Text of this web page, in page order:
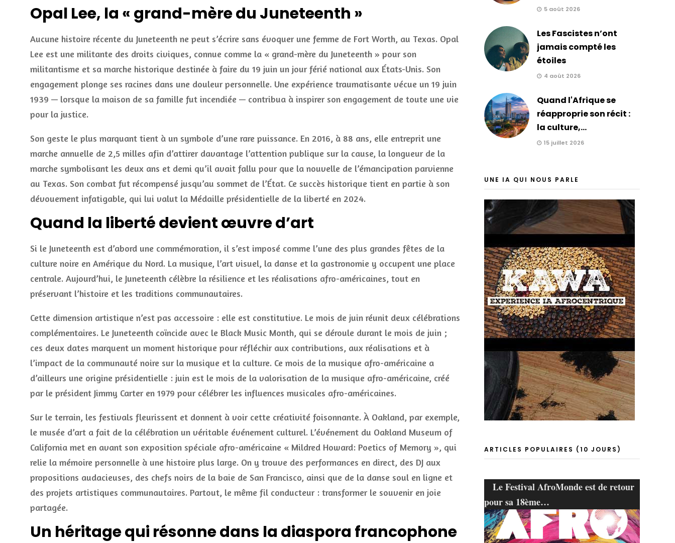
Opal Lee, la « grand-mère du Juneteenth »
Aucune histoire récente du Juneteenth ne peut s’écrire sans évoquer une femme de Fort Worth, au Texas. Opal
Lee est une militante des droits civiques, connue comme la « grand-mère du Juneteenth » pour son
militantisme et sa marche historique destinée à faire du 19 juin un jour férié national aux États-Unis. Son
engagement plonge ses racines dans une douleur personnelle. Une expérience traumatisante vécue un 19 juin
1939 — lorsque la maison de sa famille fut incendiée — contribua à inspirer son engagement de toute une vie
pour la justice.
Son geste le plus marquant tient à un symbole d’une rare puissance. En 2016, à 88 ans, elle entreprit une
marche annuelle de 2,5 milles afin d’attirer davantage l’attention publique sur la cause, la longueur de la
marche symbolisant les deux ans et demi qu’il avait fallu pour que la nouvelle de l’émancipation parvienne
au Texas. Son combat fut récompensé jusqu’au sommet de l’État. Ce succès historique tient en partie à son
dévouement infatigable, qui lui valut la Médaille présidentielle de la liberté en 2024.
Quand la liberté devient œuvre d’art
Si le Juneteenth est d’abord une commémoration, il s’est imposé comme l’une des plus grandes fêtes de la
culture noire en Amérique du Nord. La musique, l’art visuel, la danse et la gastronomie y occupent une place
centrale. Aujourd’hui, le Juneteenth célèbre la résilience et les réalisations afro-américaines, tout en
préservant l’histoire et les traditions communautaires.
Cette dimension artistique n’est pas accessoire : elle est constitutive. Le mois de juin réunit deux célébrations
complémentaires. Le Juneteenth coïncide avec le Black Music Month, qui se déroule durant le mois de juin ;
ces deux dates marquent un moment historique pour réfléchir aux contributions, aux réalisations et à
l’impact de la communauté noire sur la musique et la culture. Ce mois de la musique afro-américaine a
d’ailleurs une origine présidentielle : juin est le mois de la valorisation de la musique afro-américaine, créé
par le président Jimmy Carter en 1979 pour célébrer les influences musicales afro-américaines.
Sur le terrain, les festivals fleurissent et donnent à voir cette créativité foisonnante. À Oakland, par exemple,
le musée d’art a fait de la célébration un véritable événement culturel. L’événement du Oakland Museum of
California met en avant son exposition spéciale afro-américaine « Mildred Howard: Poetics of Memory », qui
relie la mémoire personnelle à une histoire plus large. On y trouve des performances en direct, des DJ aux
propositions audacieuses, des chefs noirs de la baie de San Francisco, ainsi que de la danse soul en ligne et
des projets artistiques communautaires. Partout, le même fil conducteur : transformer le souvenir en joie
partagée.
Un héritage qui résonne dans la diaspora francophone
5 août 2026
Les Fascistes n’ont
jamais compté les
étoiles
4 août 2026
Quand l'Afrique se
réapproprie son récit :
la culture,...
15 juillet 2026
UNE IA QUI NOUS PARLE
ARTICLES POPULAIRES (10 JOURS)
Le Festival AfroMonde est de retour
pour sa 18ème…